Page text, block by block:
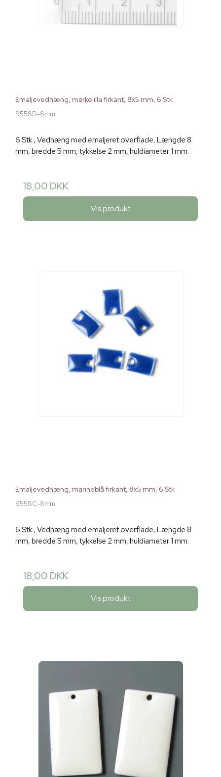
Emaljevedhæng, mørkelilla firkant, 8x5 mm, 6 Stk
9558D-8mm
6 Stk., Vedhæng med emaljeret overflade, Længde 8
mm, bredde 5 mm, tykkelse 2 mm, huldiameter 1 mm.
18,00 DKK
Vis produkt
Emaljevedhæng, marineblå firkant, 8x5 mm, 6 Stk
9558C-8mm
6 Stk., Vedhæng med emaljeret overflade, Længde 8
mm, bredde 5 mm, tykkelse 2 mm, huldiameter 1 mm.
18,00 DKK
Vis produkt